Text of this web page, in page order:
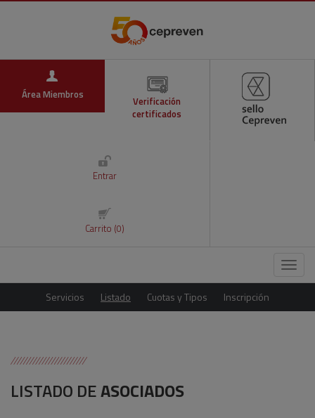
Área Miembros
Verificación
certificados
Entrar
Carrito (0)
Menú
Servicios Listado Cuotas y Tipos Inscripción
LISTADO DEASOCIADOS